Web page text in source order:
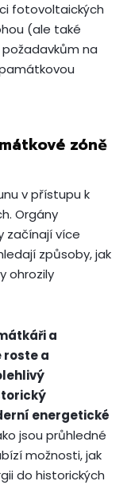
fotovoltaických
(ale také
na
zóně
v přístupu k
Orgány
začínají více
způsoby, jak
ohrozily
a
a
energetické
jsou průhledné
možnosti, jak
do historických